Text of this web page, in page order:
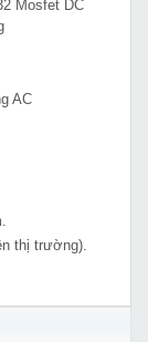
Mosfet DC
AC
thị trường).